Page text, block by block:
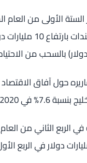
في 2020.